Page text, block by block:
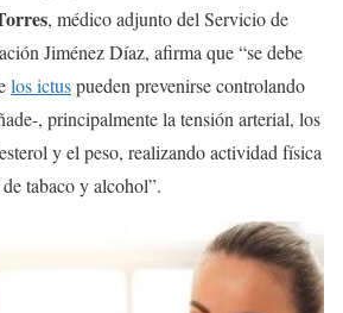
, médico adjunto del Servicio de
Jiménez Díaz, afirma que “se debe
los ictuspueden prevenirse controlando
, principalmente la tensión arterial, los
y el peso, realizando actividad física
tabaco y alcohol”.